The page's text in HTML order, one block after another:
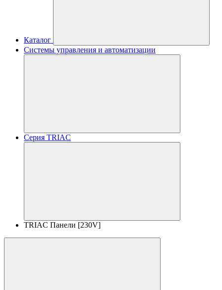
Каталог
Системы управления и автоматизации
Серия TRIAC
TRIAC Панели [230V]